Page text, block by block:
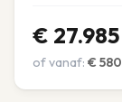
€ 27.985
of vanaf: € 580